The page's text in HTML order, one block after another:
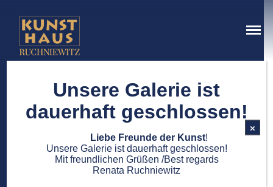
ÜBER UNS
Widerrufsbelehrung
Unsere Galerie ist
dauerhaft geschlossen!
Liebe Freunde der Kunst!
Unsere Galerie ist dauerhaft geschlossen!
Mit freundlichen Grüßen /Best regards
Renata Ruchniewitz
×